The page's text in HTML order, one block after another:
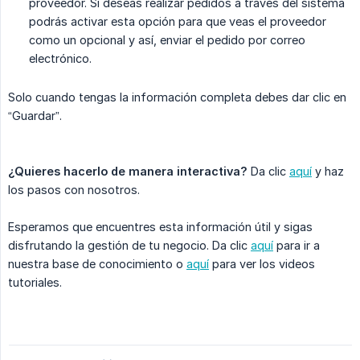
proveedor. Si deseas realizar pedidos a través del sistema
podrás activar esta opción para que veas el proveedor
como un opcional y así, enviar el pedido por correo
electrónico.
Solo cuando tengas la información completa debes dar clic en
“Guardar”.
¿Quieres hacerlo de manera interactiva? Da clic aquí y haz
los pasos con nosotros.
Esperamos que encuentres esta información útil y sigas
disfrutando la gestión de tu negocio. Da clic aquí para ir a
nuestra base de conocimiento o aquí para ver los videos
tutoriales.